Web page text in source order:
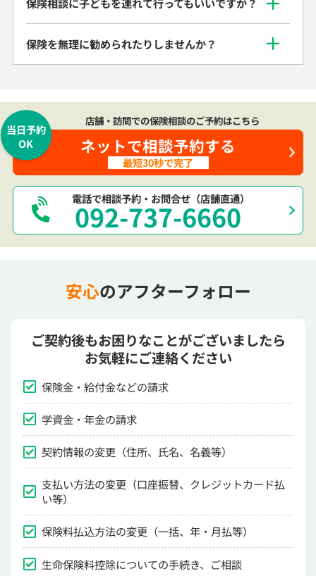
保険を無理に勧められたりしませんか？
電話で相談予約・お問合せ（店舗直通）
092-737-6660
店舗・訪問での保険相談のご予約はこちら
当日予約
OK
ネットで相談予約する
最短30秒で完了
安心のアフターフォロー
ご契約後もお困りなことがございましたら
お気軽にご連絡ください
保険金・給付金などの請求
学資金・年金の請求
契約情報の変更（住所、氏名、名義等）
支払い方法の変更（口座振替、クレジットカード払
い等）
保険料払込方法の変更（一括、年・月払等）
生命保険料控除についての手続き、ご相談